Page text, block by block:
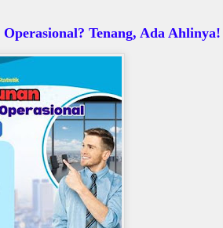
Tenang, Ada Ahlinya!